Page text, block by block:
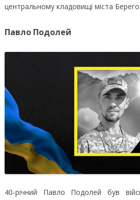
центральному кладовищі міста
Павло Подолей
40-річний Павло Подолей був